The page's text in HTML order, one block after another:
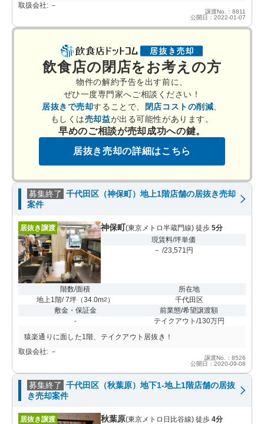
取扱会社: －
譲渡No.：8811
公開日：2022-01-07
飲食店の閉店をお考えの方
物件の解約予告を出す前に、
ぜひ一度専門家へご相談ください！
居抜きで売却することで、 閉店コストの削減
もしくは売却益が出る可能性があります。
早めのご相談が売却成功への鍵。
居抜き売却の詳細はこちら
募集終了 千代田区（神保町）地上1階店舗の居抜き売却
案件
居抜き譲渡 神保町(東京メトロ半蔵門線) 徒歩 5分
現賃料/坪単価
－ /23,571円
階数/面積
地上1階/ 7坪（34.0m2 ）
所在地
千代田区
敷金・保証金
-
前業態/希望譲渡額
テイクアウト/130万円
猿楽通りに面した1階、テイクアウト居抜き！
取扱会社: －
譲渡No.：8526
公開日：2020-09-08
募集終了 千代田区（秋葉原）地下1-地上1階店舗の居抜
き売却案件
居抜き譲渡 秋葉原(東京メトロ日比谷線) 徒歩 4分